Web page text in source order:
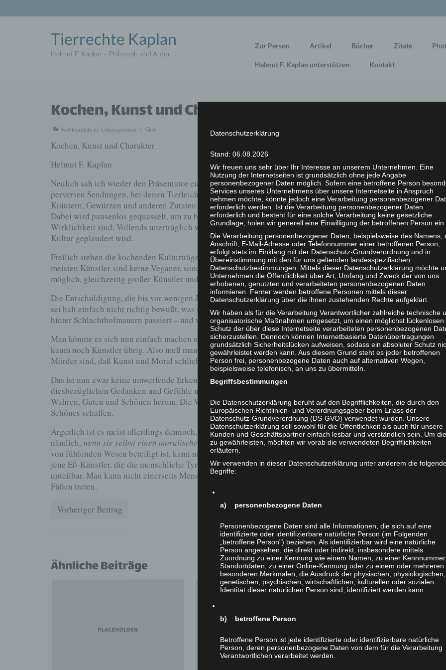
Tierrechte Kaplan
Helmut F. Kaplan – Philosoph und Autor
Zur Person Artikel Bücher Zitate
Helmut F. Kaplan unterstützen Kontakt
Kochen, Kunst und Charakter
Veröffentlicht in: Unkategorisiert 0
Kochen, Kunst und Charakter
Helmut F. Kaplan
Neulich sah ich wieder den Präsentator eines Kulturmagazins in einem der diversen TV-Koch-Klubs. Das sind
perversen Sendungen, bei denen Tierleichen „kunstvoll“ zerhackt oder zerschnitten werden, um dann, mit 10.000
Kräutern, Gewürzen und anderen Zutaten versehen, gebraten, gekocht oder sonst irgendwie „verfeinert“ zu
Dabei wird pausenlos gequasselt, um zu beweisen, wie witzig, cool und humorvoll die kochenden Prominenten in
Wirklichkeit sind. Vollends unerträglich wird es, wenn während der Leichenschändung auch noch über Kunst und
Kultur geplaudert wird.
Freilich stehen die kochenden Kulturträger mit ihren grauenvollen Geschmacklosigkeiten nicht alleine: Auch die
meisten Künstler sind keine Veganer, sondern ordinäre Fleischfresser. Oft habe ich mich gefragt: Wie ist es nur
möglich, gleichzeitig großer Künstler und gemeiner Tiermörder zu sein?
Die Entschuldigung, die bis vor wenigen Jahrzehnten noch möglich war, gibt es heute jedenfalls nicht mehr: den
sei halt einfach nicht richtig bewußt, was sie da essen und was sie damit bewirken. Wer heute wissen will, weiß,
hinter Schlachthofmauern passiert – und wer dafür verantwortlich ist.
Man könnte es sich nun einfach machen und sagen: Entweder jemand ist Künstler oder Mörder. Nur: Dann
kaum noch Künstler übrig. Also muß man sich wohl zur Erkenntnis durchringen, daß viele Menschen Künstler
Mörder sind, daß Kunst und Moral schlicht wenig miteinander zu tun haben.
Das ist nun zwar keine umwerfende Erkenntnis, aber unsere Reaktion darauf zeigt immerhin, wie verworren
diesbezüglichen Gedanken und Gefühle nach wie vor sind. In unseren Köpfen spukt noch immer die Vorstellung
Wahren, Guten und Schönen herum. Die Wahrheit aber ist: Auch schlechte Menschen können Wahres erkennen
Schönes schaffen.
Ärgerlich ist es meist allerdings dennoch, wenn sich Künstler als moralisch minderwertige Menschen erweisen.
nämlich, wenn sie selbst einen moralischen Anspruch erheben.Wer gewohnheitsmäßig an der Folter und
von fühlenden Wesen beteiligt ist, kann nämlich keinem moralischen Anspruch gerecht werden. Das gilt umso
jene Eß-Künstler, die die menschliche Tyrannei über Tiere auch noch öffentlich und zynisch zelebrieren. Ethik
unteilbar. Man kann nicht einerseits Menschenrechte fordern und andererseits für banalste Zwecke Tierrechte mit
Füßen treten.
Vorheriger Beitrag
Ähnliche Beiträge
Datenschutzerklärung
Stand: 06.08.2026
Wir freuen uns sehr über Ihr Interesse an unserem Unternehmen. Eine
Nutzung der Internetseiten ist grundsätzlich ohne jede Angabe
personenbezogener Daten möglich. Sofern eine betroffene Person
Services unseres Unternehmens über unsere Internetseite in Anspruch
nehmen möchte, könnte jedoch eine Verarbeitung personenbezogener
erforderlich werden. Ist die Verarbeitung personenbezogener Daten
erforderlich und besteht für eine solche Verarbeitung keine gesetzliche
Grundlage, holen wir generell eine Einwilligung der betroffenen Person ein.
Die Verarbeitung personenbezogener Daten, beispielsweise des Namens,
Anschrift, E-Mail-Adresse oder Telefonnummer einer betroffenen Person,
erfolgt stets im Einklang mit der Datenschutz-Grundverordnung und in
Übereinstimmung mit den für uns geltenden landesspezifischen
Datenschutzbestimmungen. Mittels dieser Datenschutzerklärung möchte
Unternehmen die Öffentlichkeit über Art, Umfang und Zweck der von uns
erhobenen, genutzten und verarbeiteten personenbezogenen Daten
informieren. Ferner werden betroffene Personen mittels dieser
Datenschutzerklärung über die ihnen zustehenden Rechte aufgeklärt.
Wir haben als für die Verarbeitung Verantwortlicher zahlreiche technische
organisatorische Maßnahmen umgesetzt, um einen möglichst lückenlosen
Schutz der über diese Internetseite verarbeiteten personenbezogenen
sicherzustellen. Dennoch können Internetbasierte Datenübertragungen
grundsätzlich Sicherheitslücken aufweisen, sodass ein absoluter Schutz
gewährleistet werden kann. Aus diesem Grund steht es jeder betroffenen
Person frei, personenbezogene Daten auch auf alternativen Wegen,
beispielsweise telefonisch, an uns zu übermitteln.
Begriffsbestimmungen
Die Datenschutzerklärung beruht auf den Begrifflichkeiten, die durch den
Europäischen Richtlinien- und Verordnungsgeber beim Erlass der
Datenschutz-Grundverordnung (DS-GVO) verwendet wurden. Unsere
Datenschutzerklärung soll sowohl für die Öffentlichkeit als auch für unsere
Kunden und Geschäftspartner einfach lesbar und verständlich sein. Um
zu gewährleisten, möchten wir vorab die verwendeten Begrifflichkeiten
erläutern.
Wir verwenden in dieser Datenschutzerklärung unter anderem die
Begriffe:
a) personenbezogene Daten
Personenbezogene Daten sind alle Informationen, die sich auf eine
identifizierte oder identifizierbare natürliche Person (im Folgenden
„betroffene Person") beziehen. Als identifizierbar wird eine natürliche
Person angesehen, die direkt oder indirekt, insbesondere mittels
Zuordnung zu einer Kennung wie einem Namen, zu einer
Standortdaten, zu einer Online-Kennung oder zu einem oder mehreren
besonderen Merkmalen, die Ausdruck der physischen, physiologischen,
genetischen, psychischen, wirtschaftlichen, kulturellen oder sozialen
Identität dieser natürlichen Person sind, identifiziert werden kann.
b) betroffene Person
Betroffene Person ist jede identifizierte oder identifizierbare natürliche
Person, deren personenbezogene Daten von dem für die Verarbeitung
Verantwortlichen verarbeitet werden.